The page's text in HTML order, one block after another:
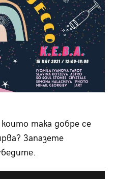
така добре се
Запазете